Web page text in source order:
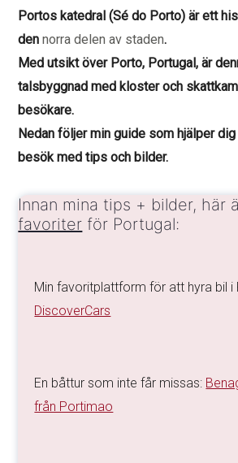
Portos katedral (Sé do Porto) är ett
dennorra delen av staden.
Med utsikt över Porto, Portugal, är
talsbyggnad med kloster och
besökare.
Nedan följer min guide som hjälper
besök med tips och bilder.
Innan mina tips + bilder, här
favoriter för Portugal:
Min favoritplattform för att hyra bil i
DiscoverCars
En båttur som inte får missas:
från Portimao